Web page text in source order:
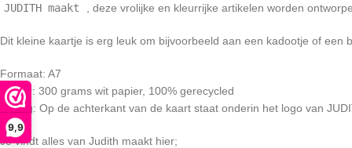
9,9
JUDITH maakt , deze vrolijke en kleurrijke artikelen worden
Dit kleine kaartje is erg leuk om bijvoorbeeld aan een kadootje of een
Formaat: A7
Papier: 300 grams wit papier, 100% gerecycled
Overig: Op de achterkant van de kaart staat onderin het logo van
Je vindt alles van Judith maakt hier;